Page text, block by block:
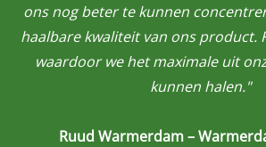
ons nog beter te kunnen
haalbare kwaliteit van ons product.
waardoor we het maximale uit
kunnen halen."
Ruud Warmerdam –